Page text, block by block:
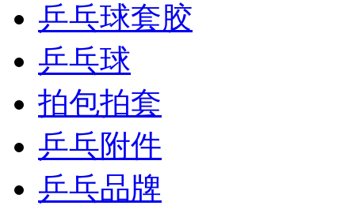
乒乓球套胶
乒乓球
拍包拍套
乒乓附件
乒乓品牌